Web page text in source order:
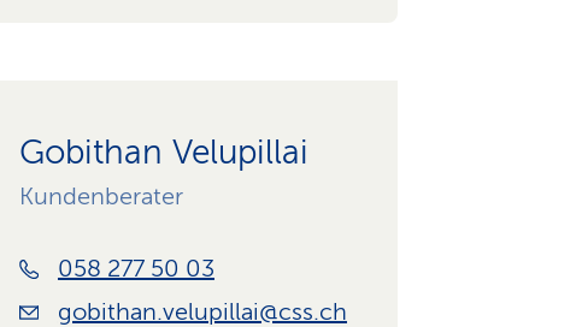
Gobithan Velupillai
Kundenberater
058 277 50 03
gobithan.velupillai@css.ch